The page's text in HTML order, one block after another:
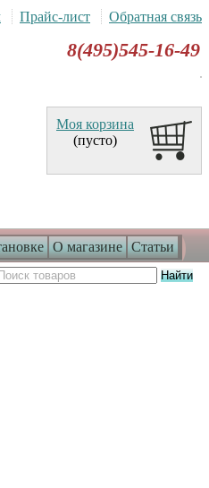
О магазине Статьи
Прайс-лист Обратная связь
8(495)545-16-49
Моя корзина
(пусто)